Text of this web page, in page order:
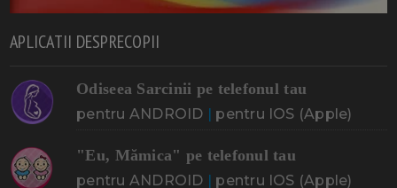
APLICATII DESPRECOPII
Odiseea Sarcinii pe telefonul tau
pentru ANDROID | pentru IOS (Apple)
"Eu, Mămica" pe telefonul tau
pentru ANDROID | pentru IOS (Apple)